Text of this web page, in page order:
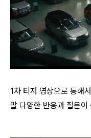
1차 티저 영상으로 통해
말 다양한 반응과 질문이